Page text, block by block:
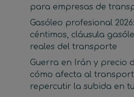
para empresas de
Gasóleo profesional
céntimos, cláusula
reales del transporte
Guerra en Irán y precio
cómo afecta al
repercutir la subida en